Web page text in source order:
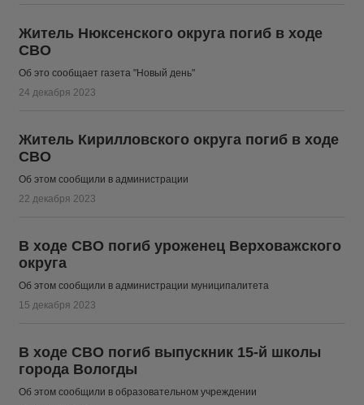
Житель Нюксенского округа погиб в ходе
СВО
Об это сообщает газета "Новый день"
24 декабря 2023
Житель Кирилловского округа погиб в ходе
СВО
Об этом сообщили в администрации
22 декабря 2023
В ходе СВО погиб уроженец Верховажского
округа
Об этом сообщили в администрации муниципалитета
15 декабря 2023
В ходе СВО погиб выпускник 15-й школы
города Вологды
Об этом сообщили в образовательном учреждении